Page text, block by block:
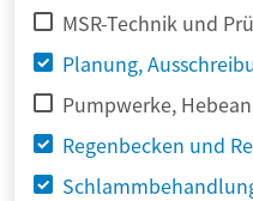
MSR-Technik und
Planung,
Pumpwerke,
Regenbecken und